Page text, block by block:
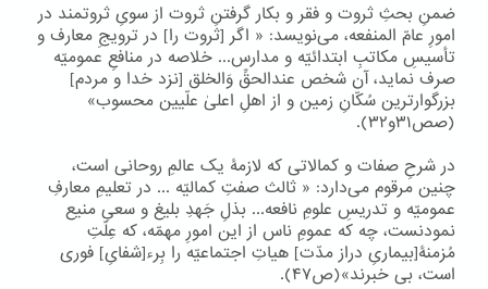
ضمنِ بحثِ ثروت و فقر و بکار گرفتنِ ثروت از سویِ ثروتمند در
امورِ عامّ المنفعه، می‌نویسد: « اگر [ثروت را] در ترویجِ معارف و
تأسیسِ مکاتبِ ابتدائیّه و مدارس... خلاصه در منافعِ عمومیّه
صرف نماید، آن شخص عندالحقِّ وَالخلق [نزد خدا و مردم]
بزرگوارترین سُکّانِ زمین و از اهلِ اعلیٰ علّیین محسوب»
(صص۳۱و۳۲).
در شرحِ صفات و کمالاتی که لازمۀ یک عالمِ روحانی است،
چنین مرقوم می‌دارد: « ثالث صفتِ کمالیّه ... در تعلیمِ معارفِ
عمومیّه و تدریسِ علومِ نافعه... بذلِ جَهدِ بلیغ و سعیِ منیع
نمودنست، چه که عمومِ ناس از این امورِ مهمّه، که عِلّتِ
مُزمنۀ[بیماریِ دراز مدّت] هیاتِ اجتماعیّه را بِرء[شفایِ] فوری
است، بی خبرند»(ص۴۷).